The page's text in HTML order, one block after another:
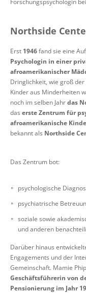
Forschungspsychologin
Northside
Erst 1946fand sie eine
Psychologin in einer
afroamerikanischer
Dringlichkeit, wie groß
Kinder aus Minderheiten
noch im selben Jahrdas
daserste Zentrum für
afroamerikanische
bekannt als Northside
Das Zentrum bot:
psychologische
psychiatrische
soziale sowie
und anderen
Darüber hinaus
Engagements und der
Gemeinschaft. Mamie
Geschäftsführerin von
Pensionierung im Jahr